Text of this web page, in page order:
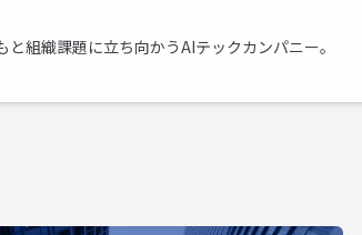
組織課題に立ち向かうAIテックカンパニー。